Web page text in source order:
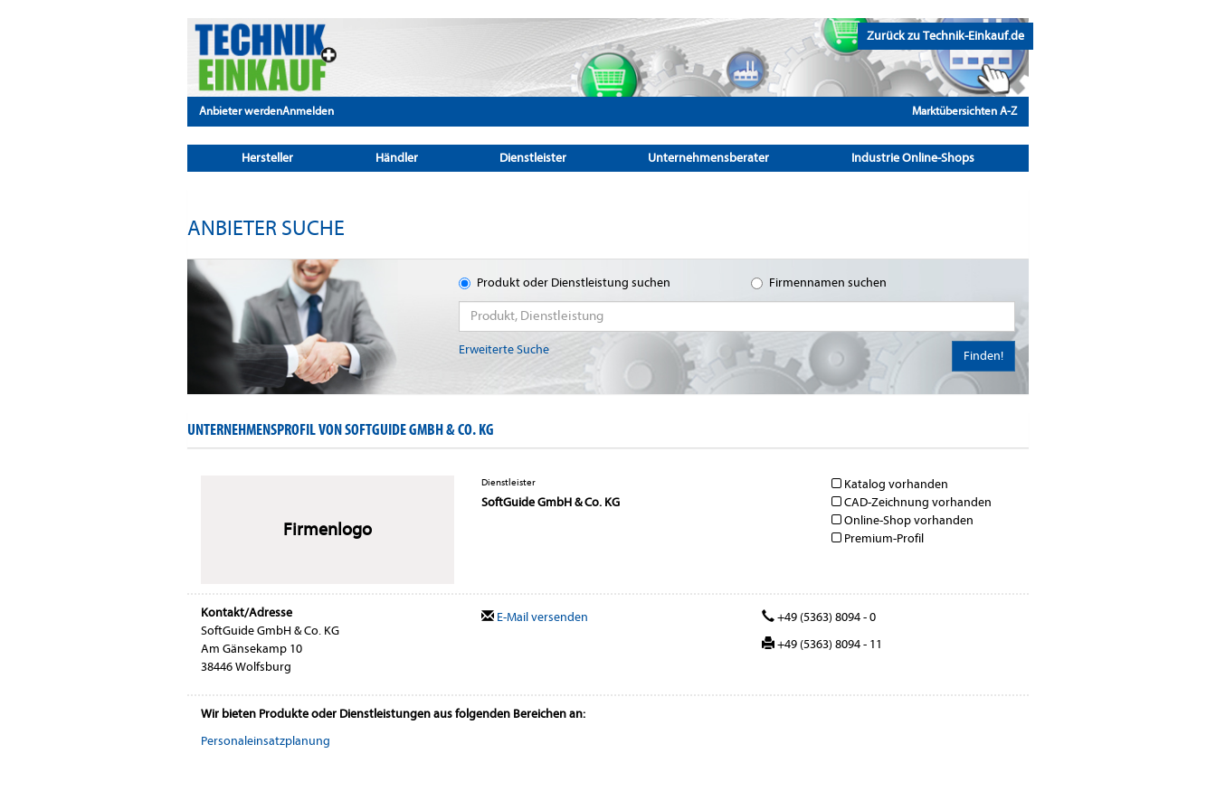
Zurück zu Technik-Einkauf.de
Anbieter werdenAnmelden Marktübersichten A-Z
Hersteller Händler Dienstleister Unternehmensberater Industrie Online-Shops
ANBIETER SUCHE
Produkt oder Dienstleistung suchen Firmennamen suchen
Erweiterte Suche Finden!
UNTERNEHMENSPROFIL VON SOFTGUIDE GMBH & CO. KG
Firmenlogo
Dienstleister
SoftGuide GmbH & Co. KG
Katalog vorhanden
CAD-Zeichnung vorhanden
Online-Shop vorhanden
Premium-Profil
Kontakt/Adresse
SoftGuide GmbH & Co. KG
Am Gänsekamp 10
38446 Wolfsburg
E-Mail versenden
+49 (5363) 8094 - 0
+49 (5363) 8094 - 11
Wir bieten Produkte oder Dienstleistungen aus folgenden Bereichen an:
Personaleinsatzplanung